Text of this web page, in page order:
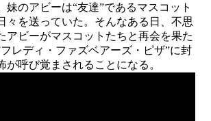
妹のアビーは“友達”であるマスコット
々を送っていた。そんなある日、不思
アビーがマスコットたちと再会を果た
レディ・ファズベアーズ・ピザ”に封
が呼び覚まされることになる。